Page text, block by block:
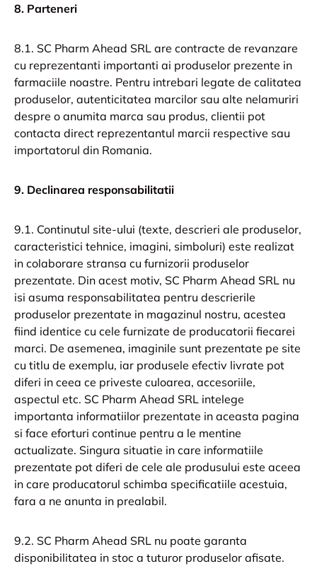
8. Parteneri
8.1. SC Pharm Ahead SRL are contracte de revanzare
cu reprezentanti importanti ai produselor prezente in
farmaciile noastre. Pentru intrebari legate de calitatea
produselor, autenticitatea marcilor sau alte nelamuriri
despre o anumita marca sau produs, clientii pot
contacta direct reprezentantul marcii respective sau
importatorul din Romania.
9. Declinarea responsabilitatii
9.1. Continutul site-ului (texte, descrieri ale produselor,
caracteristici tehnice, imagini, simboluri) este realizat
in colaborare stransa cu furnizorii produselor
prezentate. Din acest motiv, SC Pharm Ahead SRL nu
isi asuma responsabilitatea pentru descrierile
produselor prezentate in magazinul nostru, acestea
fiind identice cu cele furnizate de producatorii fiecarei
marci. De asemenea, imaginile sunt prezentate pe site
cu titlu de exemplu, iar produsele efectiv livrate pot
diferi in ceea ce priveste culoarea, accesoriile,
aspectul etc. SC Pharm Ahead SRL intelege
importanta informatiilor prezentate in aceasta pagina
si face eforturi continue pentru a le mentine
actualizate. Singura situatie in care informatiile
prezentate pot diferi de cele ale produsului este aceea
in care producatorul schimba specificatiile acestuia,
fara a ne anunta in prealabil.
9.2. SC Pharm Ahead SRL nu poate garanta
disponibilitatea in stoc a tuturor produselor afisate.